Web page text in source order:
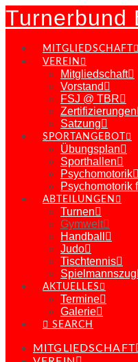
Turnerbund
MITGLIEDSCHAFT
VEREIN
Mitgliedschaft
Vorstand
FSJ @ TBR
Zertifizierungen
Satzung
SPORTANGEBOT
Übungsplan
Sporthallen
Psychomotorik
Psychomotorik
ABTEILUNGEN
Turnen
Gymwelt
Handball
Judo
Tischtennis
Spielmannszug
AKTUELLES
Termine
Galerie
SEARCH
MITGLIEDSCHAFT